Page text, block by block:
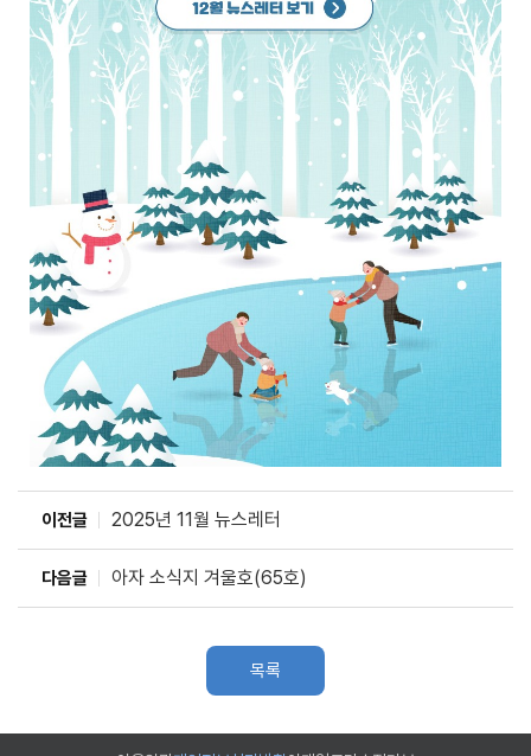
이전글 2025년 11월 뉴스레터
다음글 아자 소식지 겨울호(65호)
목록